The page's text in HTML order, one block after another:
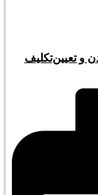
و تعیین‌تکلیف